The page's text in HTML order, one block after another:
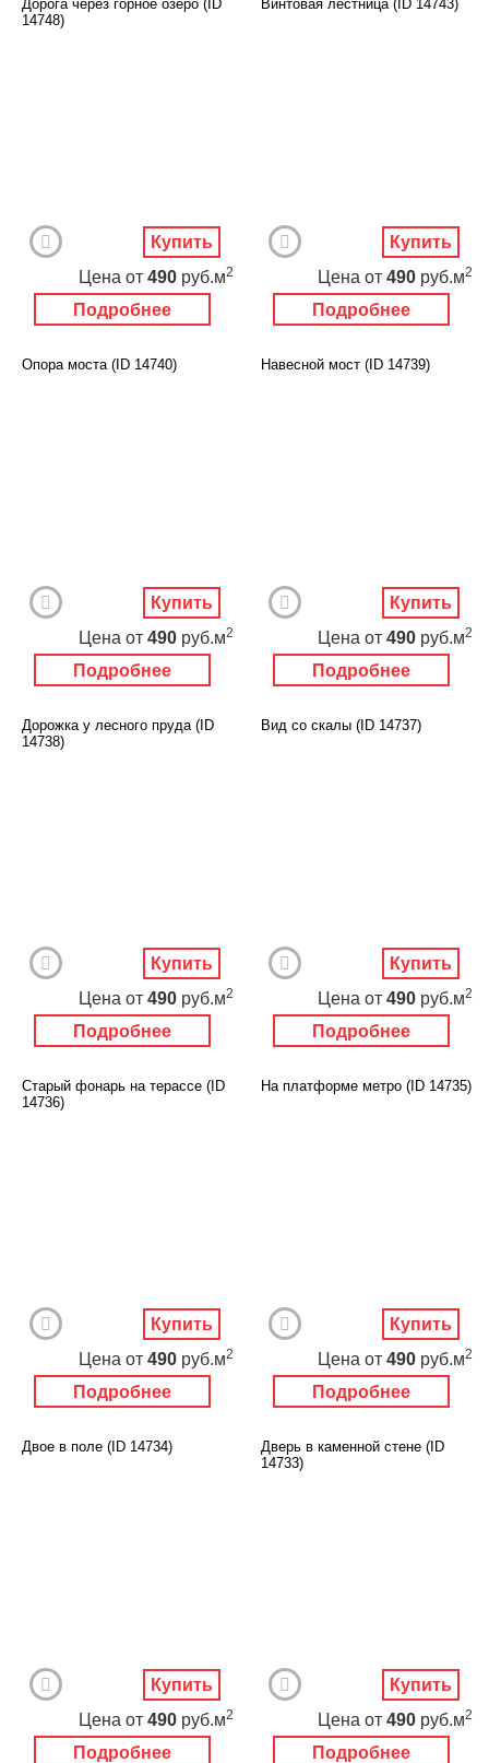
Дорога через горное озеро (ID
14748)
Подробнее
Цена от 490 руб.м2
Купить
Винтовая лестница (ID 14743)
Подробнее
Цена от 490 руб.м2
Купить
Опора моста (ID 14740)
Подробнее
Цена от 490 руб.м2
Купить
Навесной мост (ID 14739)
Подробнее
Цена от 490 руб.м2
Купить
Дорожка у лесного пруда (ID
14738)
Подробнее
Цена от 490 руб.м2
Купить
Вид со скалы (ID 14737)
Подробнее
Цена от 490 руб.м2
Купить
Старый фонарь на терассе (ID
14736)
Подробнее
Цена от 490 руб.м2
Купить
На платформе метро (ID 14735)
Подробнее
Цена от 490 руб.м2
Купить
Двое в поле (ID 14734)
Подробнее
Цена от 490 руб.м2
Купить
Дверь в каменной стене (ID
14733)
Подробнее
Цена от 490 руб.м2
Купить